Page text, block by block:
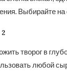
Выбирайте на
творог в
любой